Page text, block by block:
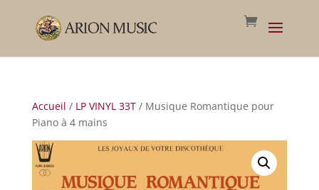
Accueil / LP VINYL 33T/ Musique Romantique pour
Piano à 4 mains